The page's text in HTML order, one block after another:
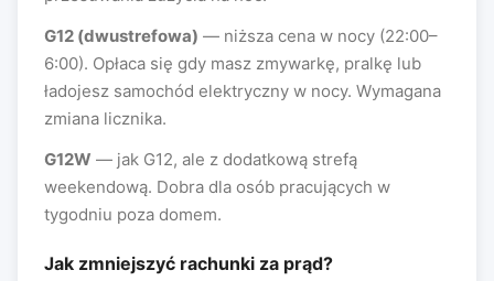
G12 (dwustrefowa) — niższa cena w nocy (22:00–
6:00). Opłaca się gdy masz zmywarkę, pralkę lub
ładojesz samochód elektryczny w nocy. Wymagana
zmiana licznika.
G12W — jak G12, ale z dodatkową strefą
weekendową. Dobra dla osób pracujących w
tygodniu poza domem.
Jak zmniejszyć rachunki za prąd?